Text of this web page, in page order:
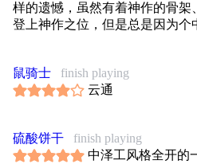
样的遗憾，虽然有着神作的骨架
登上神作之位，但是总是因为个
意的作品，所以还是要为其贡献
的。
鼠骑士
finish playing
云通
硫酸饼干
finish playing
中泽工风格全开的